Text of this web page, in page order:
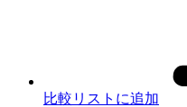
比較リストに追加